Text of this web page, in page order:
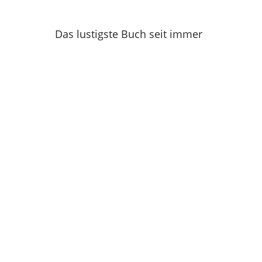
Das lustigste Buch seit immer